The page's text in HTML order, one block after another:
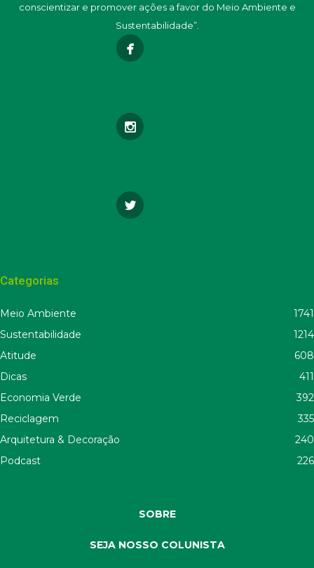
conscientizar e promover ações a favor do Meio Ambiente e
Sustentabilidade”.
Categorias
Meio Ambiente
1741
Sustentabilidade
1214
Atitude
608
Dicas
411
Economia Verde
392
Reciclagem
335
Arquitetura & Decoração
240
Podcast
226
SOBRE
SEJA NOSSO COLUNISTA